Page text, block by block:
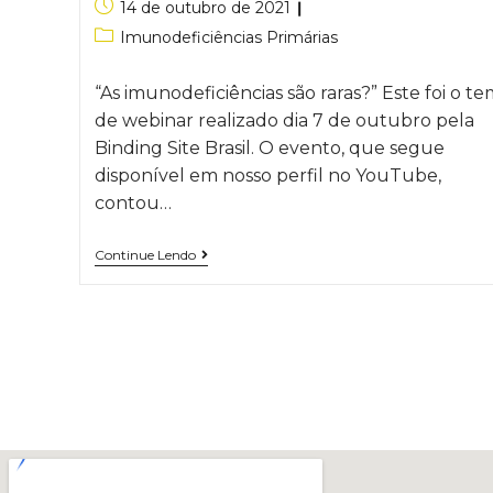
14 de outubro de 2021
Imunodeficiências Primárias
“As imunodeficiências são raras?” Este foi o
de webinar realizado dia 7 de outubro pela
Binding Site Brasil. O evento, que segue
disponível em nosso perfil no YouTube,
contou…
Continue Lendo